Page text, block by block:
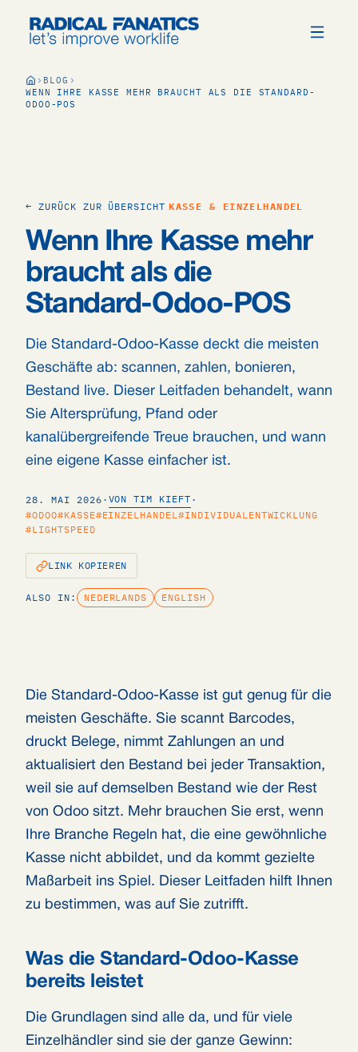
BLOG
WENN IHRE KASSE MEHR BRAUCHT ALS DIE STANDARD-
ODOO-POS
← ZURÜCK ZUR ÜBERSICHT KASSE & EINZELHANDEL
Wenn Ihre Kasse mehr
braucht als die
Standard-Odoo-POS
Die Standard-Odoo-Kasse deckt die meisten
Geschäfte ab: scannen, zahlen, bonieren,
Bestand live. Dieser Leitfaden behandelt, wann
Sie Altersprüfung, Pfand oder
kanalübergreifende Treue brauchen, und wann
eine eigene Kasse einfacher ist.
28. MAI 2026 · VON TIM KIEFT ·
#ODOO#KASSE#EINZELHANDEL#INDIVIDUALENTWICKLUNG
#LIGHTSPEED
LINK KOPIEREN
ALSO IN: NEDERLANDS ENGLISH
Die Standard-Odoo-Kasse ist gut genug für die
meisten Geschäfte. Sie scannt Barcodes,
druckt Belege, nimmt Zahlungen an und
aktualisiert den Bestand bei jeder Transaktion,
weil sie auf demselben Bestand wie der Rest
von Odoo sitzt. Mehr brauchen Sie erst, wenn
Ihre Branche Regeln hat, die eine gewöhnliche
Kasse nicht abbildet, und da kommt gezielte
Maßarbeit ins Spiel. Dieser Leitfaden hilft Ihnen
zu bestimmen, was auf Sie zutrifft.
Was die Standard-Odoo-Kasse
bereits leistet
Die Grundlagen sind alle da, und für viele
Einzelhändler sind sie der ganze Gewinn: